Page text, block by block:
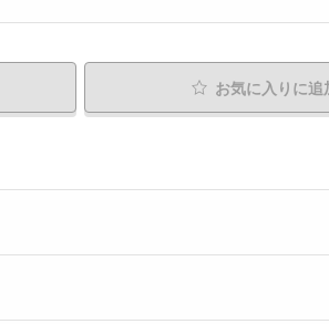
お気に入り に追